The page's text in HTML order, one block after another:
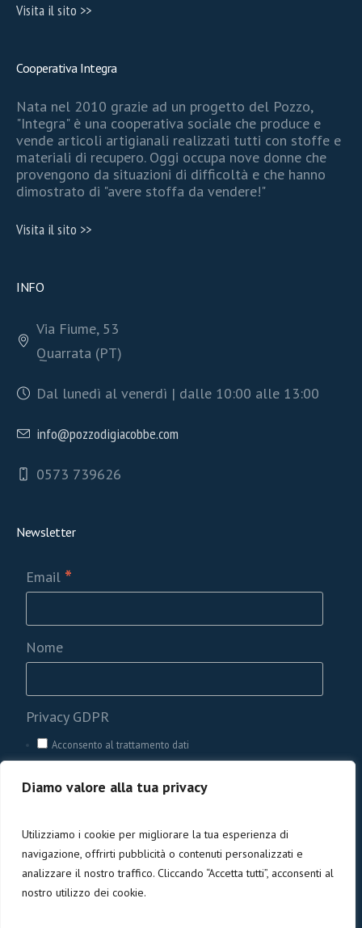
Diamo valore alla tua privacy
Utilizziamo i cookie per migliorare la tua esperienza di
navigazione, offrirti pubblicità o contenuti personalizzati e
analizzare il nostro traffico. Cliccando “Accetta tutti”, acconsenti al
nostro utilizzo dei cookie.
Visita il sito >>
Cooperativa Integra
Nata nel 2010 grazie ad un progetto del Pozzo,
"Integra" è una cooperativa sociale che produce e
vende articoli artigianali realizzati tutti con stoffe e
materiali di recupero. Oggi occupa nove donne che
provengono da situazioni di difficoltà e che hanno
dimostrato di "avere stoffa da vendere!"
Visita il sito >>
INFO
Via Fiume, 53
Quarrata (PT)
Dal lunedì al venerdì | dalle 10:00 alle 13:00
info@pozzodigiacobbe.com
0573 739626
Newsletter
Email *
Nome
Privacy GDPR
Acconsento al trattamento dati